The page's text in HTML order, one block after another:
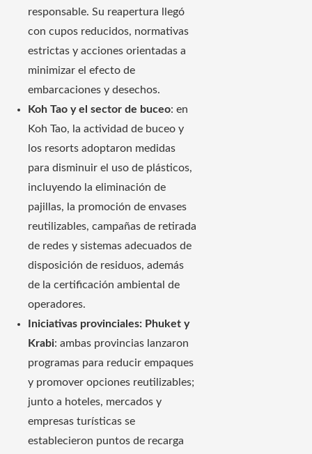
responsable. Su reapertura llegó
con cupos reducidos, normativas
estrictas y acciones orientadas a
minimizar el efecto de
embarcaciones y desechos.
Koh Tao y el sector de buceo: en
Koh Tao, la actividad de buceo y
los resorts adoptaron medidas
para disminuir el uso de plásticos,
incluyendo la eliminación de
pajillas, la promoción de envases
reutilizables, campañas de retirada
de redes y sistemas adecuados de
disposición de residuos, además
de la certificación ambiental de
operadores.
Iniciativas provinciales: Phuket y
Krabi: ambas provincias lanzaron
programas para reducir empaques
y promover opciones reutilizables;
junto a hoteles, mercados y
empresas turísticas se
establecieron puntos de recarga